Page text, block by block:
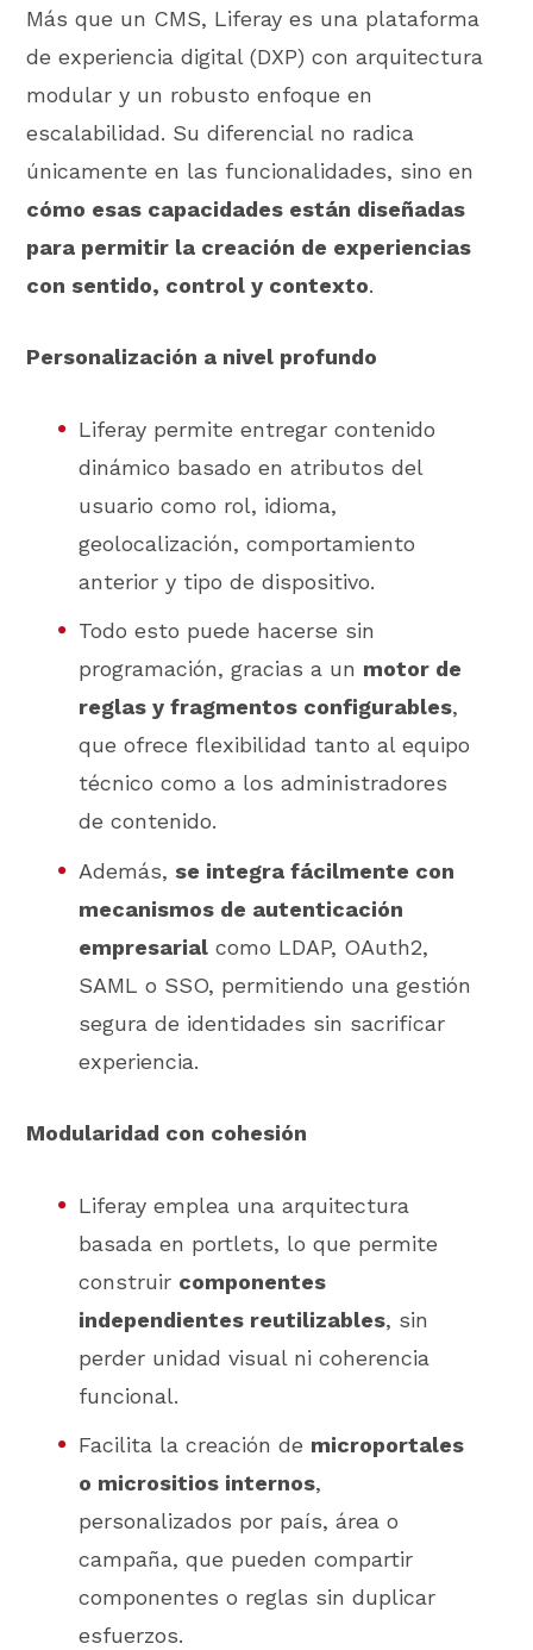
Más que un CMS, Liferay es una plataforma
de experiencia digital (DXP) con arquitectura
modular y un robusto enfoque en
escalabilidad. Su diferencial no radica
únicamente en las funcionalidades, sino en
cómo esas capacidades están diseñadas
para permitir la creación de experiencias
con sentido, control y contexto.
Personalización a nivel profundo
Liferay permite entregar contenido
dinámico basado en atributos del
usuario como rol, idioma,
geolocalización, comportamiento
anterior y tipo de dispositivo.
Todo esto puede hacerse sin
programación, gracias a un motor de
reglas y fragmentos configurables,
que ofrece flexibilidad tanto al equipo
técnico como a los administradores
de contenido.
Además, se integra fácilmente con
mecanismos de autenticación
empresarial como LDAP, OAuth2,
SAML o SSO, permitiendo una gestión
segura de identidades sin sacrificar
experiencia.
Modularidad con cohesión
Liferay emplea una arquitectura
basada en portlets, lo que permite
construir componentes
independientes reutilizables, sin
perder unidad visual ni coherencia
funcional.
Facilita la creación de microportales
o micrositios internos,
personalizados por país, área o
campaña, que pueden compartir
componentes o reglas sin duplicar
esfuerzos.